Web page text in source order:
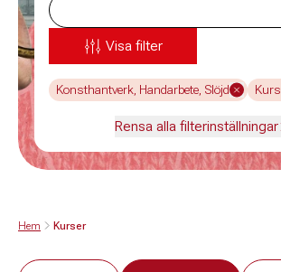
Visa filter
Konsthantverk, Handarbete, Slöjd Kurs
Rensa alla filterinställningar
Hem Kurser